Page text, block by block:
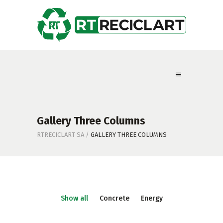
Gallery Three Columns
RTRECICLART SA / GALLERY THREE COLUMNS
Show all Concrete Energy